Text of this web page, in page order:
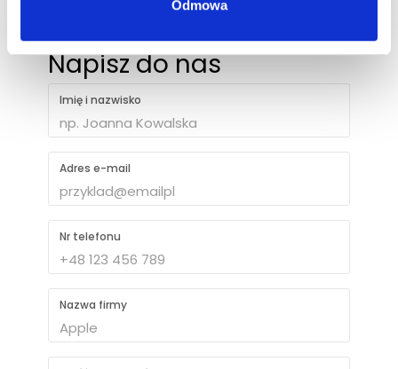
Odmowa
Napisz do nas
Imię i nazwisko
Adres e-mail
Nr telefonu
Nazwa firmy